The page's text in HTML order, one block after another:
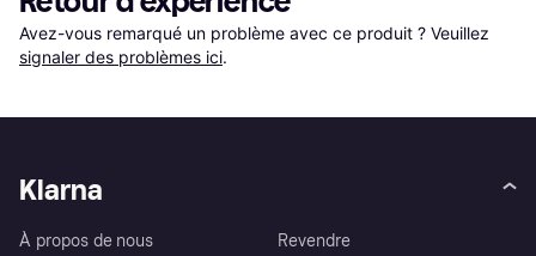
Avez-vous remarqué un problème avec ce produit ? Veuillez
signaler des problèmes ici.
Klarna
À propos de nous
Revendre